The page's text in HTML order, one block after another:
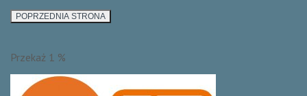
Przekaż 1 %